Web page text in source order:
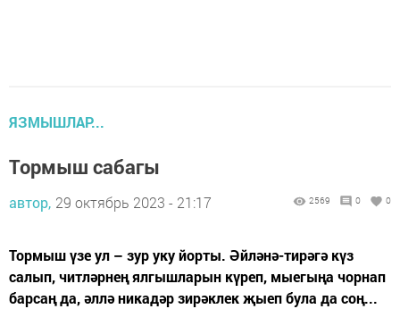
ЯЗМЫШЛАР...
Тормыш сабагы
автор, 29 октябрь 2023 - 21:17 2569 0 0
Тормыш үзе ул – зур уку йорты. Әйләнә-тирәгә күз
салып, читләрнең ялгышларын күреп, мыегыңа чорнап
барсаң да, әллә никадәр зирәклек җыеп була да соң...